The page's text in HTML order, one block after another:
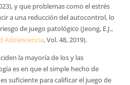
y que problemas como el estrés
a una reducción del autocontrol, lo
de juego patológico (Jeong, E.J.,
Adolescencia, Vol. 48, 2019).
la mayoría de los y las
es en que el simple hecho de
suficiente para calificar el juego de